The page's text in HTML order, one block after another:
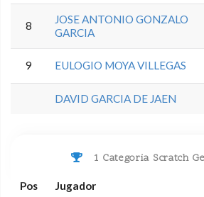
8
JOSE ANTONIO GONZALO
GARCIA
9 EULOGIO MOYA VILLEGAS
DAVID GARCIA DE JAEN
1 Categoria Scratch
Pos Jugador